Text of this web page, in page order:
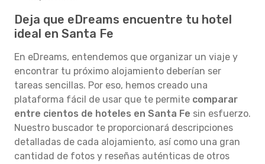
Deja que eDreams encuentre tu hotel
ideal en Santa Fe
En eDreams, entendemos que organizar un viaje y
encontrar tu próximo alojamiento deberían ser
tareas sencillas. Por eso, hemos creado una
plataforma fácil de usar que te permite comparar
entre cientos de hoteles en Santa Fe sin esfuerzo.
Nuestro buscador te proporcionará descripciones
detalladas de cada alojamiento, así como una gran
cantidad de fotos y reseñas auténticas de otros